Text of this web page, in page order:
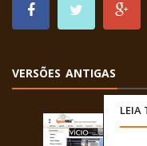
LEIA
VERSÕES ANTIGAS